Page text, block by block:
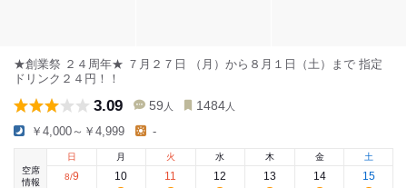
★創業祭 ２４周年★ ７月２７日 （月）から８月１日（土）まで 指定
ドリンク２４円！！
3.09 59 人 1484 人
￥4,000～￥4,999 -
空席
情報
日
8/9
月
10
火
11
水
12
木
13
金
14
土
15